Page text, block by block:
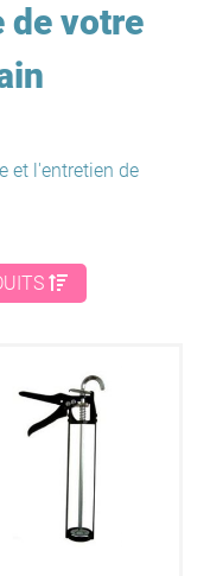
de votre
et l'entretien de